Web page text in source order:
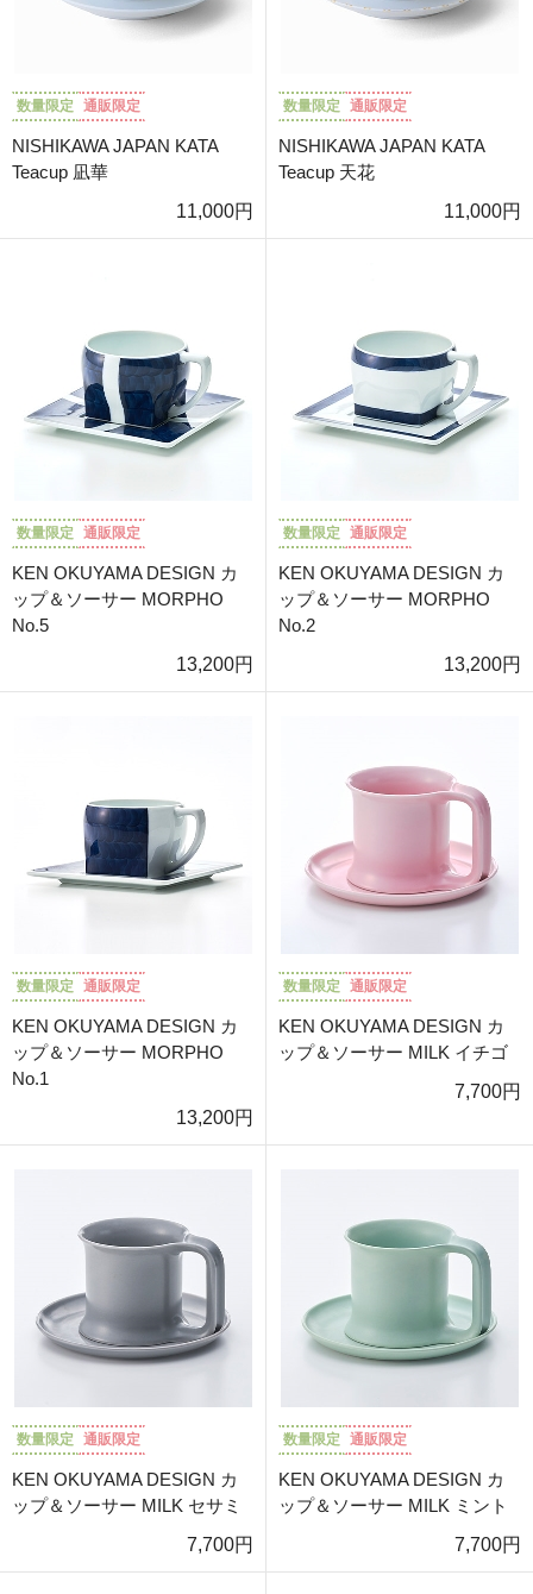
数量限定 通販限定
NISHIKAWA JAPAN KATA
Teacup 凪華
11,000円
数量限定 通販限定
NISHIKAWA JAPAN KATA
Teacup 天花
11,000円
数量限定 通販限定
KEN OKUYAMA DESIGN カ
ップ＆ソーサー MORPHO
No.5
13,200円
数量限定 通販限定
KEN OKUYAMA DESIGN カ
ップ＆ソーサー MORPHO
No.2
13,200円
数量限定 通販限定
KEN OKUYAMA DESIGN カ
ップ＆ソーサー MORPHO
No.1
13,200円
数量限定 通販限定
KEN OKUYAMA DESIGN カ
ップ＆ソーサー MILK イチゴ
7,700円
数量限定 通販限定
KEN OKUYAMA DESIGN カ
ップ＆ソーサー MILK セサミ
7,700円
数量限定 通販限定
KEN OKUYAMA DESIGN カ
ップ＆ソーサー MILK ミント
7,700円